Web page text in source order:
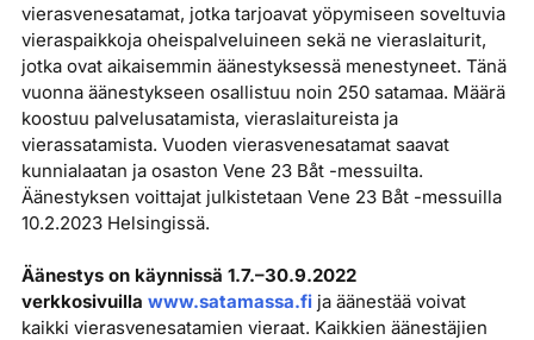
vierasvenesatamat, jotka tarjoavat yöpymiseen soveltuvia
vieraspaikkoja oheispalveluineen sekä ne vieraslaiturit,
jotka ovat aikaisemmin äänestyksessä menestyneet. Tänä
vuonna äänestykseen osallistuu noin 250 satamaa. Määrä
koostuu palvelusatamista, vieraslaitureista ja
vierassatamista. Vuoden vierasvenesatamat saavat
kunnialaatan ja osaston Vene 23 Båt -messuilta.
Äänestyksen voittajat julkistetaan Vene 23 Båt -messuilla
10.2.2023 Helsingissä.
Äänestys on käynnissä 1.7.–30.9.2022
verkkosivuilla www.satamassa.fija äänestää voivat
kaikki vierasvenesatamien vieraat. Kaikkien äänestäjien